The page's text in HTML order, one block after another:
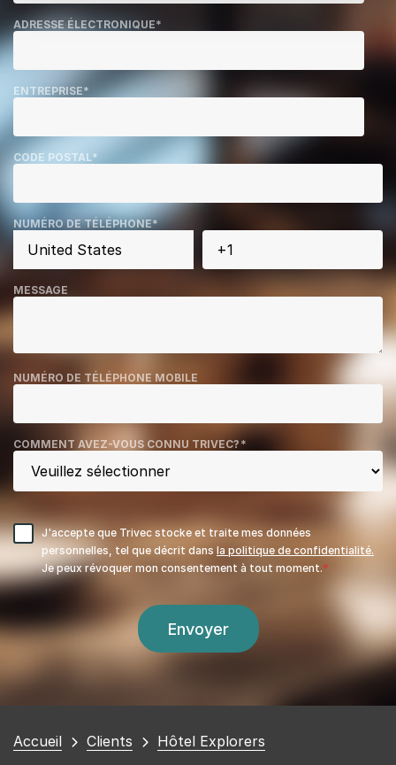
ADRESSE ÉLECTRONIQUE*
ENTREPRISE*
CODE POSTAL*
NUMÉRO DE TÉLÉPHONE*
MESSAGE
NUMÉRO DE TÉLÉPHONE MOBILE
COMMENT AVEZ-VOUS CONNU TRIVEC? *
J'accepte que Trivec stocke et traite mes données
personnelles, tel que décrit dans la politique de confidentialité.
Je peux révoquer mon consentement à tout moment.
Vous
Accueil Clients Hôtel Explorers